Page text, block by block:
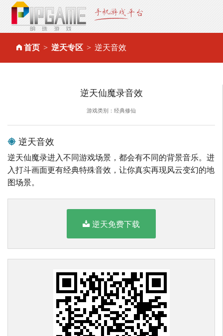
首页 逆天专区 逆天音效
逆天仙魔录音效
游戏类别：经典修仙
逆天音效
逆天仙魔录进入不同游戏场景，都会有不同的背景音乐。进
入打斗画面更有经典特殊音效，让你真实再现风云变幻的地
图场景。
逆天免费下载